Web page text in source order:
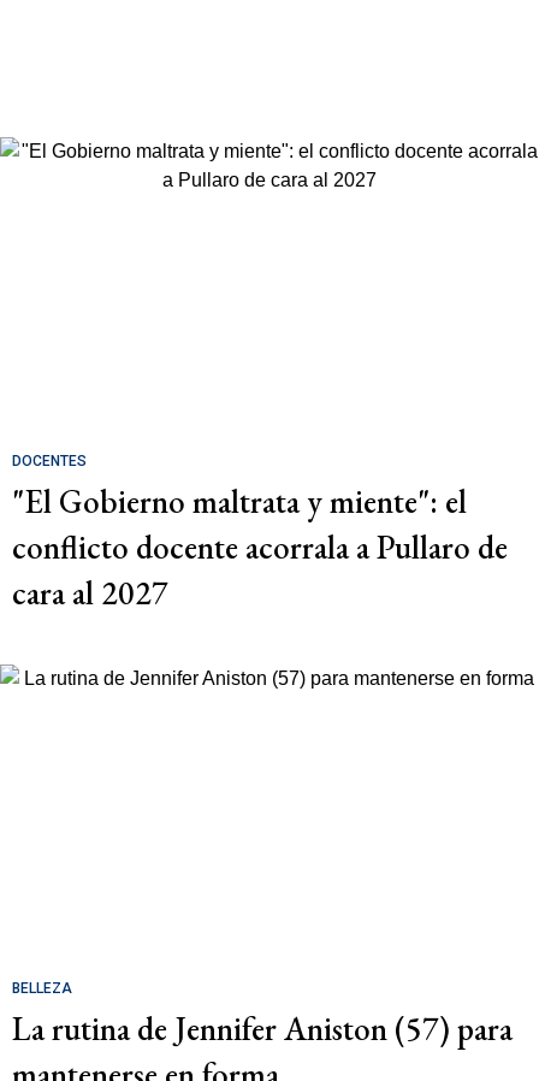
DOCENTES
"El Gobierno maltrata y miente": el
conflicto docente acorrala a Pullaro de
cara al 2027
BELLEZA
La rutina de Jennifer Aniston (57) para